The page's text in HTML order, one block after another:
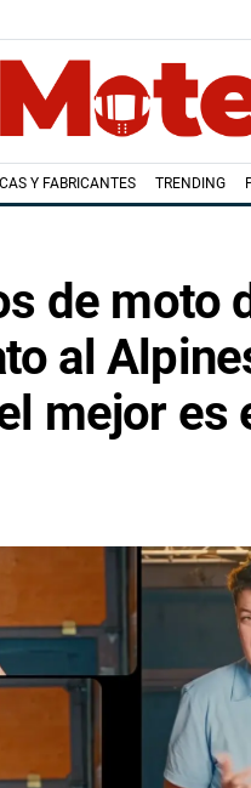
Y FABRICANTES TRENDING
de moto
al
mejor es